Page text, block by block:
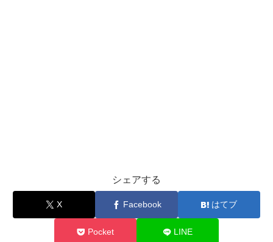
シェアする
X Facebook はてブ
Pocket LINE